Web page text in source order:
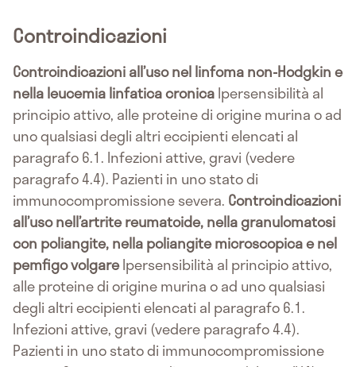
Controindicazioni
Controindicazioni all’uso nel linfoma non-Hodgkin e
nella leucemia linfatica cronicaIpersensibilità al
principio attivo, alle proteine di origine murina o ad
uno qualsiasi degli altri eccipienti elencati al
paragrafo 6.1. Infezioni attive, gravi (vedere
paragrafo 4.4). Pazienti in uno stato di
immunocompromissione severa. Controindicazioni
all’uso nell’artrite reumatoide, nella granulomatosi
con poliangite, nella poliangite microscopica e nel
pemfigo volgareIpersensibilità al principio attivo,
alle proteine di origine murina o ad uno qualsiasi
degli altri eccipienti elencati al paragrafo 6.1.
Infezioni attive, gravi (vedere paragrafo 4.4).
Pazienti in uno stato di immunocompromissione